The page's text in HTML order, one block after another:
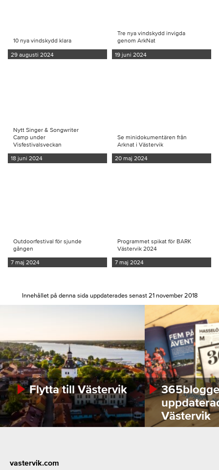
10 nya vindskydd klara
29 augusti 2024
Tre nya vindskydd invigda
genom ArkNat
19 juni 2024
Nytt Singer & Songwriter
Camp under
Visfestivalsveckan
18 juni 2024
Se minidokumentären från
Arknat i Västervik
20 maj 2024
Outdoorfestival för sjunde
gången
7 maj 2024
Programmet spikat för BARK
Västervik 2024
7 maj 2024
Innehållet på denna sida uppdaterades senast 21 november 2018
Flytta till Västervik
Västervik
Footer
vastervik.com